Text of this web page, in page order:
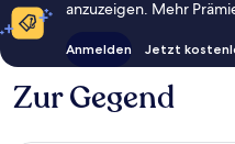
anzuzeigen. Mehr
Anmelden Jetzt
Zur Gegend